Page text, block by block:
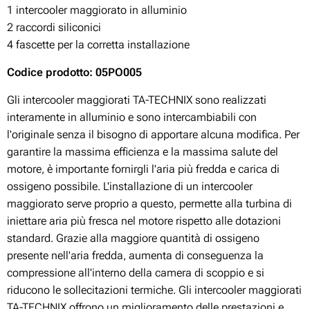
1 intercooler maggiorato in alluminio
2 raccordi siliconici
4 fascette per la corretta installazione
Codice prodotto: 05PO005
Gli intercooler maggiorati TA-TECHNIX sono realizzati
interamente in alluminio e sono intercambiabili con
l'originale senza il bisogno di apportare alcuna modifica. Per
garantire la massima efficienza e la massima salute del
motore, è importante fornirgli l'aria più fredda e carica di
ossigeno possibile. L'installazione di un intercooler
maggiorato serve proprio a questo, permette alla turbina di
iniettare aria più fresca nel motore rispetto alle dotazioni
standard. Grazie alla maggiore quantità di ossigeno
presente nell'aria fredda, aumenta di conseguenza la
compressione all'interno della camera di scoppio e si
riducono le sollecitazioni termiche. Gli intercooler maggiorati